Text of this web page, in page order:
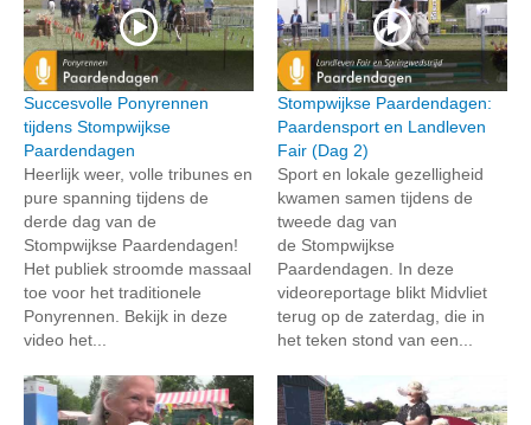
Succesvolle Ponyrennen
tijdens Stompwijkse
Paardendagen
Heerlijk weer, volle tribunes en
pure spanning tijdens de
derde dag van de
Stompwijkse Paardendagen!
Het publiek stroomde massaal
toe voor het traditionele
Ponyrennen. Bekijk in deze
video het...
Stompwijkse Paardendagen:
Paardensport en Landleven
Fair (Dag 2)
Sport en lokale gezelligheid
kwamen samen tijdens de
tweede dag van
de Stompwijkse
Paardendagen. In deze
videoreportage blikt Midvliet
terug op de zaterdag, die in
het teken stond van een...